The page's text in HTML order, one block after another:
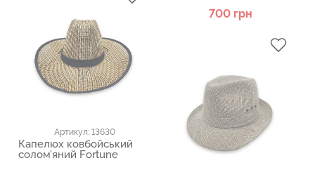
Артикул: 13630
Капелюх ковбойський
солом’яний Fortune
700 грн